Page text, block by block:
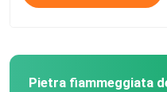
Pietra fiammeggiata